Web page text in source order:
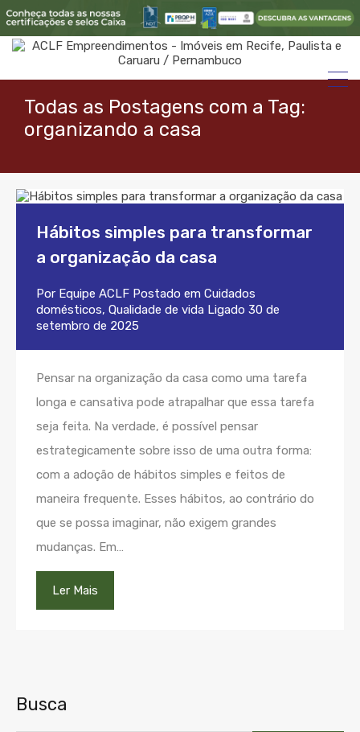
Todas as Postagens com a Tag:
organizando a casa
Hábitos simples para transformar
a organização da casa
Por Equipe ACLF Postado em Cuidados
domésticos, Qualidade de vida Ligado 30 de
setembro de 2025
Pensar na organização da casa como uma tarefa
longa e cansativa pode atrapalhar que essa tarefa
seja feita. Na verdade, é possível pensar
estrategicamente sobre isso de uma outra forma:
com a adoção de hábitos simples e feitos de
maneira frequente. Esses hábitos, ao contrário do
que se possa imaginar, não exigem grandes
mudanças. Em…
Ler Mais
Busca